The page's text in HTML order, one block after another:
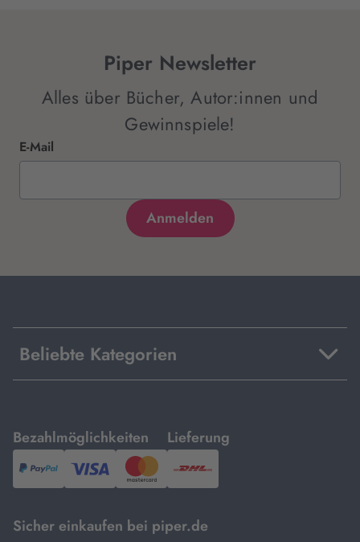
Piper Newsletter
Alles über Bücher, Autor:innen und
Gewinnspiele!
E-Mail
Beliebte Kategorien
Bezahlmöglichkeiten
mit
PayPal,Visa
und
Lieferung
mit
DHL.
Sicher einkaufen bei piper.de